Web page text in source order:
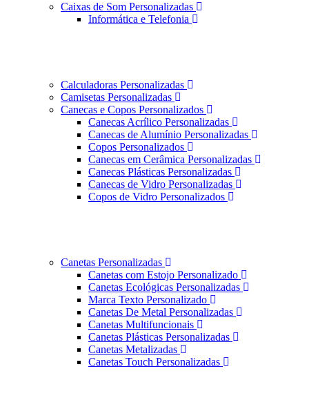
Caixas de Som Personalizadas
Informática e Telefonia
Calculadoras Personalizadas
Camisetas Personalizadas
Canecas e Copos Personalizados
Canecas Acrílico Personalizadas
Canecas de Alumínio Personalizadas
Copos Personalizados
Canecas em Cerâmica Personalizadas
Canecas Plásticas Personalizadas
Canecas de Vidro Personalizadas
Copos de Vidro Personalizados
Canetas Personalizadas
Canetas com Estojo Personalizado
Canetas Ecológicas Personalizadas
Marca Texto Personalizado
Canetas De Metal Personalizadas
Canetas Multifuncionais
Canetas Plásticas Personalizadas
Canetas Metalizadas
Canetas Touch Personalizadas